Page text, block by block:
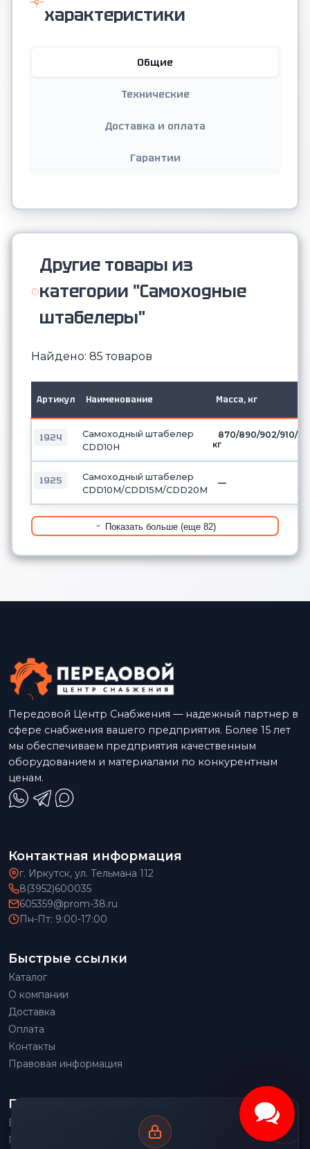
характеристики
Общие
Технические
Доставка и оплата
Гарантии
Другие товары из
категории "Самоходные
штабелеры"
Найдено: 85 товаров
Артикул Наименование Масса, кг
1924
Самоходный штабелер
CDD10H
870/890/902/910/
кг
1925
Самоходный штабелер
CDD10М/CDD15М/CDD20М
—
Показать больше (еще 82)
Передовой Центр Снабжения — надежный партнер в
сфере снабжения вашего предприятия. Более 15 лет
мы обеспечиваем предприятия качественным
оборудованием и материалами по конкурентным
ценам.
Контактная информация
г. Иркутск, ул. Тельмана 112
8(3952)600035
605359@prom-38.ru
Пн-Пт: 9:00-17:00
Быстрые ссылки
Каталог
О компании
Доставка
Оплата
Контакты
Правовая информация
Популярные категории
Весовое оборудование
Грузоподъемное оборудование